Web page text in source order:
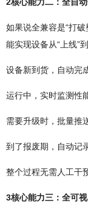
如果说全兼容是“打
能实现设备从“上线”
设备新到货，自动完
运行中，实时监测性
需要升级时，批量推
到了报废期，自动记
整个过程无需人工干
3核心能力三：全可